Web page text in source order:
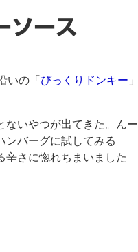
ソース
いの「 びっくりドンキー 」
ないやつが出てきた。んー
ンバーグに試してみる
辛さに惚れちまいました